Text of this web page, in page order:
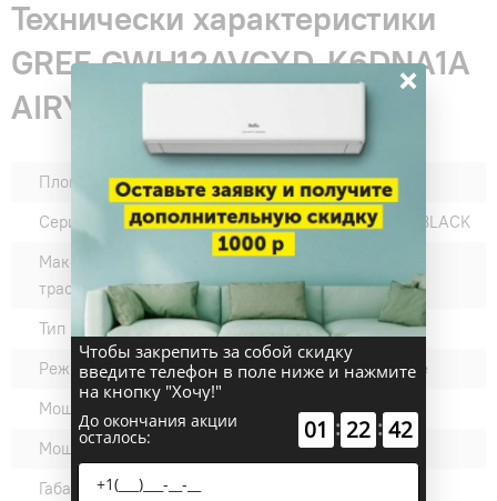
Технически характеристики
GREE GWH12AVCXD-K6DNA1A
AIRY Inverter Black
Площадь, м2:
до 35 м²
Серии:
AIRY INVERTER R32 BLACK
Максимальная длина
трассы:
15
Тип внутреннего блока:
настенные
Режимы работы:
обогрев, охлаждение
Мощность охлаждения:
3500
Мощность обогрева:
3810
Габариты внутреннего
×
Чтобы закрепить за собой скидку
введите телефон в поле ниже и нажмите
на кнопку "Хочу!"
До окончания акции
осталось: 01 : 22 : 41